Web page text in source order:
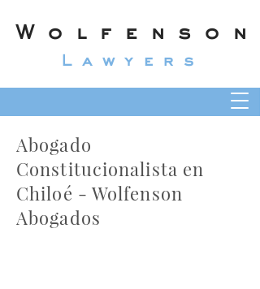
Wolfenson
Lawyers
Abogado
Constitucionalista en
Chiloé - Wolfenson
Abogados